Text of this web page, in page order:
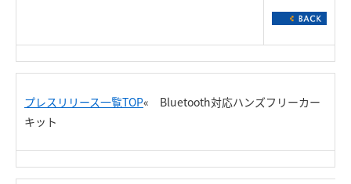
プレスリリース一覧TOP« Bluetooth対応ハンズフリーカー
キット